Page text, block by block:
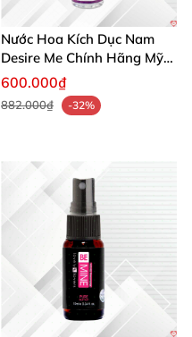
Nước Hoa Kích Dục Nam
Desire Me Chính Hãng Mỹ
Tăng Khoái Cảm
600.000₫
882.000₫ -32%